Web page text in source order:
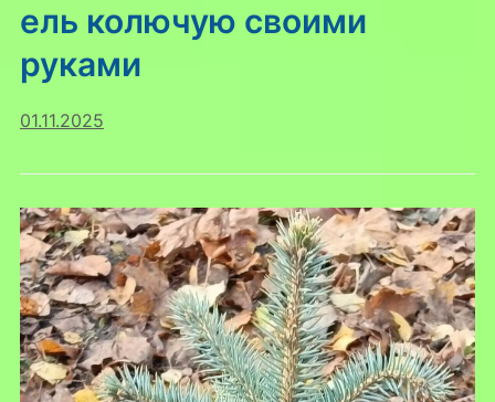
ель колючую своими
руками
01.11.2025